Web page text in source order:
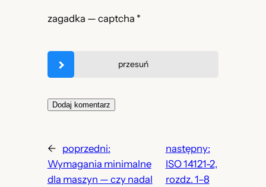
zagadka — captcha *
przesuń
←
poprzedni:
Wymagania minimalne
dla maszyn — czy nadal
następny:
ISO 14121-2,
rozdz. 1–8